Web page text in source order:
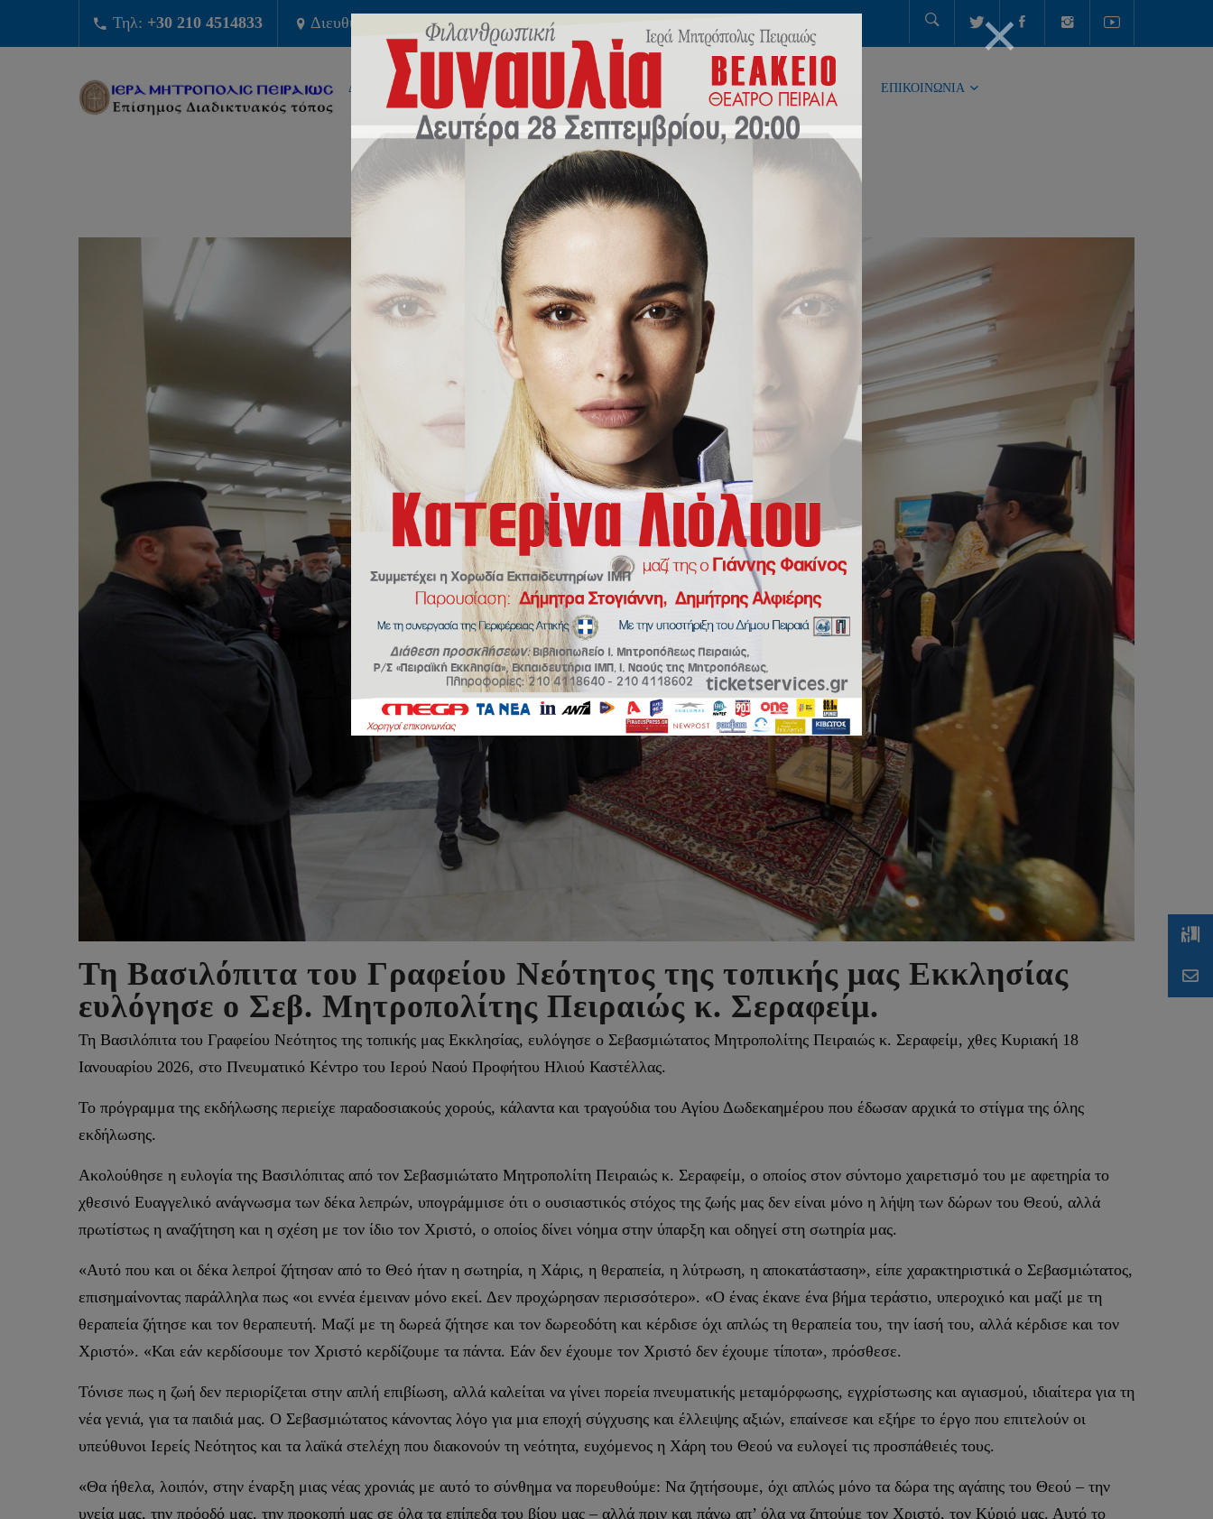
Τηλ: +30 210 4514833 Διευθυνση: Φίλωνος 45
ΔΙΟΙΚΗΣΗ ΠΟΙΜΑΝΤΙΚΗ ΕΚΠΑΙΔΕΥΣΗ Μ.Μ.Ε ΝΕΟΤΗΤΑ ΕΠΙΚΟΙΝΩΝΙΑ
Τη Βασιλόπιτα του Γραφείου Νεότητος της τοπικής μας Εκκλησίας
ευλόγησε ο Σεβ. Μητροπολίτης Πειραιώς κ. Σεραφείμ.
Τη Βασιλόπιτα του Γραφείου Νεότητος της τοπικής μας Εκκλησίας, ευλόγησε ο Σεβασμιώτατος Μητροπολίτης Πειραιώς κ. Σεραφείμ, χθες Κυριακή 18
Ιανουαρίου 2026, στο Πνευματικό Κέντρο του Ιερού Ναού Προφήτου Ηλιού Καστέλλας.
Το πρόγραμμα της εκδήλωσης περιείχε παραδοσιακούς χορούς, κάλαντα και τραγούδια του Αγίου Δωδεκαημέρου που έδωσαν αρχικά το στίγμα της όλης
εκδήλωσης.
Ακολούθησε η ευλογία της Βασιλόπιτας από τον Σεβασμιώτατο Μητροπολίτη Πειραιώς κ. Σεραφείμ, ο οποίος στον σύντομο χαιρετισμό του με αφετηρία το
χθεσινό Ευαγγελικό ανάγνωσμα των δέκα λεπρών, υπογράμμισε ότι ο ουσιαστικός στόχος της ζωής μας δεν είναι μόνο η λήψη των δώρων του Θεού, αλλά
πρωτίστως η αναζήτηση και η σχέση με τον ίδιο τον Χριστό, ο οποίος δίνει νόημα στην ύπαρξη και οδηγεί στη σωτηρία μας.
«Αυτό που και οι δέκα λεπροί ζήτησαν από το Θεό ήταν η σωτηρία, η Χάρις, η θεραπεία, η λύτρωση, η αποκατάσταση», είπε χαρακτηριστικά ο Σεβασμιώτατος,
επισημαίνοντας παράλληλα πως «οι εννέα έμειναν μόνο εκεί. Δεν προχώρησαν περισσότερο». «Ο ένας έκανε ένα βήμα τεράστιο, υπεροχικό και μαζί με τη
θεραπεία ζήτησε και τον θεραπευτή. Μαζί με τη δωρεά ζήτησε και τον δωρεοδότη και κέρδισε όχι απλώς τη θεραπεία του, την ίασή του, αλλά κέρδισε και τον
Χριστό». «Και εάν κερδίσουμε τον Χριστό κερδίζουμε τα πάντα. Εάν δεν έχουμε τον Χριστό δεν έχουμε τίποτα», πρόσθεσε.
Τόνισε πως η ζωή δεν περιορίζεται στην απλή επιβίωση, αλλά καλείται να γίνει πορεία πνευματικής μεταμόρφωσης, εγχρίστωσης και αγιασμού, ιδιαίτερα για τη
νέα γενιά, για τα παιδιά μας. Ο Σεβασμιώτατος κάνοντας λόγο για μια εποχή σύγχυσης και έλλειψης αξιών, επαίνεσε και εξήρε το έργο που επιτελούν οι
υπεύθυνοι Ιερείς Νεότητος και τα λαϊκά στελέχη που διακονούν τη νεότητα, ευχόμενος η Χάρη του Θεού να ευλογεί τις προσπάθειές τους.
«Θα ήθελα, λοιπόν, στην έναρξη μιας νέας χρονιάς με αυτό το σύνθημα να πορευθούμε: Να ζητήσουμε, όχι απλώς μόνο τα δώρα της αγάπης του Θεού – την
υγεία μας, την πρόοδό μας, την προκοπή μας σε όλα τα επίπεδα του βίου μας – αλλά πριν και πάνω απ’ όλα να ζητούμε τον Χριστό, τον Κύριό μας. Αυτό το